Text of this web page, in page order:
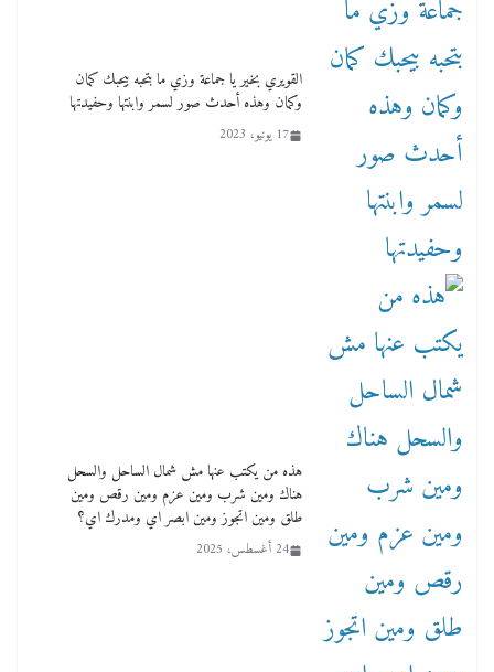
لأول فرع لمدارس لها بمصر في فينا بحضور ولي
العهد
القويري بخير يا جماعة وزي ما بتحبه بيحبك كمان
وكمان وهذه أحدث صور لسمر وابنتها وحفيدتها
17 يونيو، 2023
هذه من يكتب عنها مش شمال الساحل والسحل
هناك ومين شرب ومين عزم ومين رقص ومين
طلق ومين اتجوز ومين ابصر اي ومدرك اي؟
24 أغسطس، 2025